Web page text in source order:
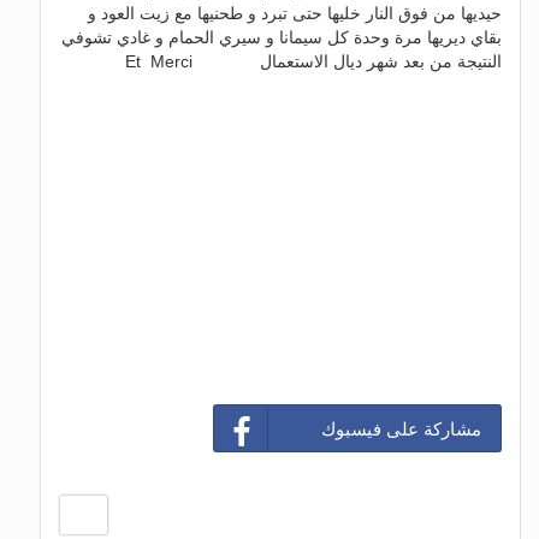
حيديها من فوق النار خليها حتى تبرد و طحنيها مع زيت العود و
بقاي ديريها مرة وحدة كل سيمانا و سيري الحمام و غادي تشوفي
النتيجة من بعد شهر ديال الاستعمال Et Merci
مشاركة على فيسبوك